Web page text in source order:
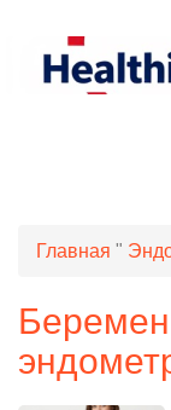
Главная "